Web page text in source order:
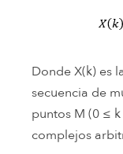
Donde X(k) es
secuencia de
puntos M (0 ≤
complejos